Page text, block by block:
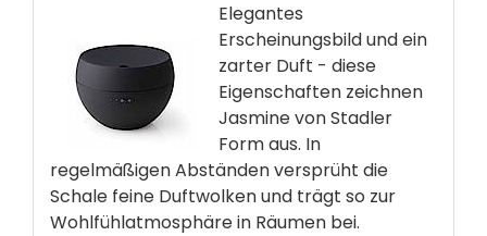
Elegantes
Erscheinungsbild und ein
zarter Duft - diese
Eigenschaften zeichnen
Jasmine von Stadler
Form aus. In
regelmäßigen Abständen versprüht die
Schale feine Duftwolken und trägt so zur
Wohlfühlatmosphäre in Räumen bei.